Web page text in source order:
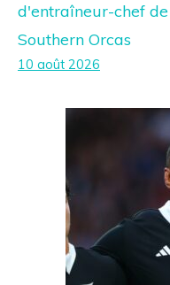
d'entraîneur-chef
Southern Orcas
10 août 2026